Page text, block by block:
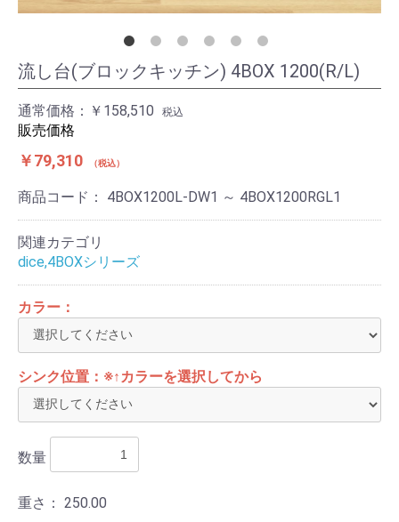
流し台(ブロックキッチン) 4BOX 1200(R/L)
通常価格： ￥158,510 税込
販売価格
￥79,310 税込
商品コード： 4BOX1200L-DW1 ～ 4BOX1200RGL1
関連カテゴリ
dice,4BOXシリーズ
カラー：
シンク位置：※↑カラーを選択してから
数量
重さ： 250.00